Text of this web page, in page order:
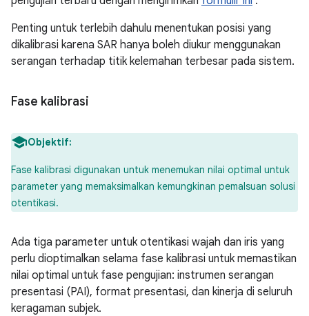
Penting untuk terlebih dahulu menentukan posisi yang
dikalibrasi karena SAR hanya boleh diukur menggunakan
serangan terhadap titik kelemahan terbesar pada sistem.
Fase kalibrasi
Objektif:
Fase kalibrasi digunakan untuk menemukan nilai optimal untuk
parameter yang memaksimalkan kemungkinan pemalsuan solusi
otentikasi.
Ada tiga parameter untuk otentikasi wajah dan iris yang
perlu dioptimalkan selama fase kalibrasi untuk memastikan
nilai optimal untuk fase pengujian: instrumen serangan
presentasi (PAI), format presentasi, dan kinerja di seluruh
keragaman subjek.